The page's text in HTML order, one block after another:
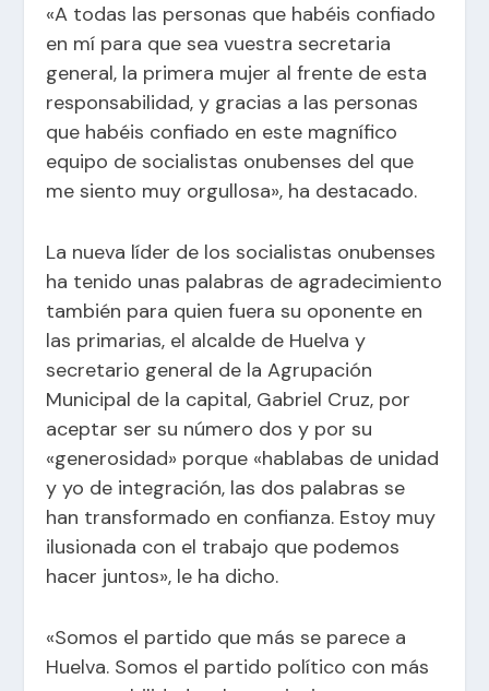
«A todas las personas que habéis confiado
en mí para que sea vuestra secretaria
general, la primera mujer al frente de esta
responsabilidad, y gracias a las personas
que habéis confiado en este magnífico
equipo de socialistas onubenses del que
me siento muy orgullosa», ha destacado.
La nueva líder de los socialistas onubenses
ha tenido unas palabras de agradecimiento
también para quien fuera su oponente en
las primarias, el alcalde de Huelva y
secretario general de la Agrupación
Municipal de la capital, Gabriel Cruz, por
aceptar ser su número dos y por su
«generosidad» porque «hablabas de unidad
y yo de integración, las dos palabras se
han transformado en confianza. Estoy muy
ilusionada con el trabajo que podemos
hacer juntos», le ha dicho.
«Somos el partido que más se parece a
Huelva. Somos el partido político con más